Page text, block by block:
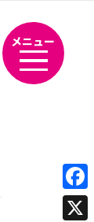
メニュー